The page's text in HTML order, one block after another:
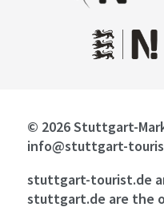
© 2026 Stuttgart-
info@stuttgart-
stuttgart-tourist.de
stuttgart.de are the